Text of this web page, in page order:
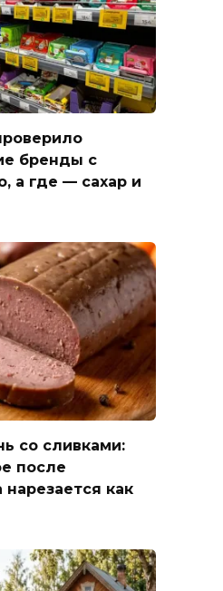
бренды с
а где — сахар и
со сливками:
после
как